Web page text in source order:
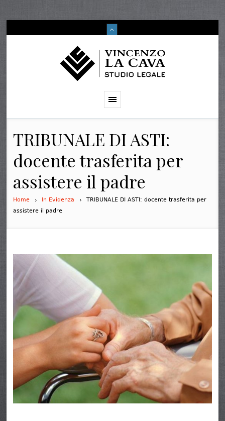
TRIBUNALE DI ASTI:
docente trasferita per
assistere il padre
Home In Evidenza
TRIBUNALE DI ASTI: docente trasferita per
assistere il padre